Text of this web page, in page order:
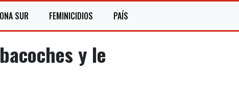
SUR FEMINICIDIOS PAÍS
y le